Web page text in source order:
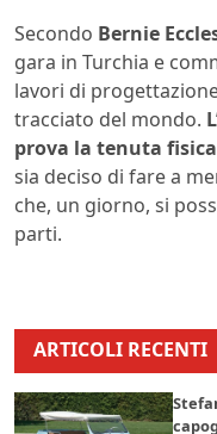
Secondo Bernie
gara in Turchia e
lavori di
tracciato del mondo.
prova la tenuta
sia deciso di fare a
che, un giorno, si
parti.
ARTICOLI RECENTI